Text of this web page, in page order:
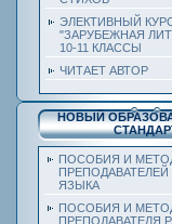
ЭЛЕКТИВНЫЙ
"ЗАРУБЕЖНАЯ
10-11 КЛАССЫ
ЧИТАЕТ АВТОР
НОВЫЙ
ПОСОБИЯ И
ПРЕПОДАВАТЕЛЕЙ
ЯЗЫКА
ПОСОБИЯ И
ПРЕПОДАВАТЕЛЯ